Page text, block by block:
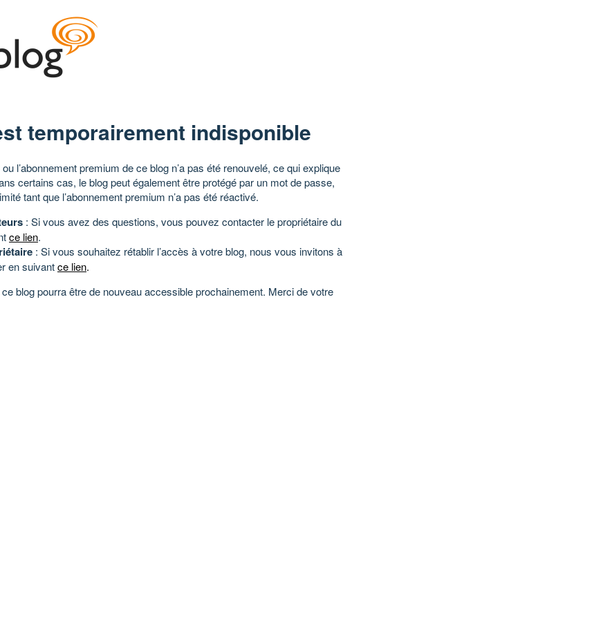
temporairement indisponible
l’abonnement premium de ce blog n’a pas été renouvelé, ce qui explique
certains cas, le blog peut également être protégé par un mot de passe,
tant que l’abonnement premium n’a pas été réactivé.
: Si vous avez des questions, vous pouvez contacter le propriétaire du
ce lien.
: Si vous souhaitez rétablir l’accès à votre blog, nous vous invitons à
en suivantce lien.
blog pourra être de nouveau accessible prochainement. Merci de votre